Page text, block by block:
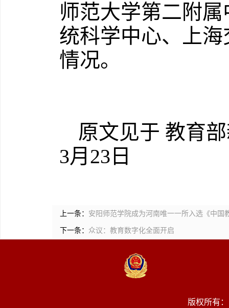
师范大学第二附
统科学中心、上
情况。
原文见于 教育
3月23日
上一条： 安阳师范学院成为河南唯一一所入选《中国
下一条： 众议：教育数字化全面开启
版权所有